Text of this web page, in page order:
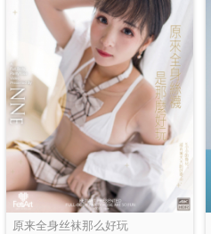
原来全身丝袜那么好玩